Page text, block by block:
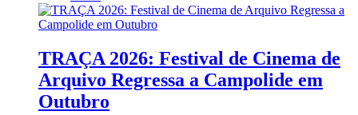
TRAÇA 2026: Festival de Cinema de
Arquivo Regressa a Campolide em
Outubro